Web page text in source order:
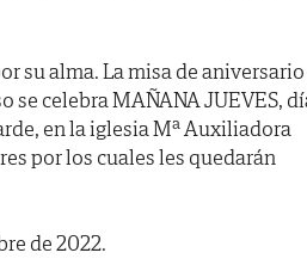
su alma. La misa de aniversario
se celebra MAÑANA JUEVES,
en la iglesia Mª Auxiliadora
por los cuales les quedarán
de 2022.